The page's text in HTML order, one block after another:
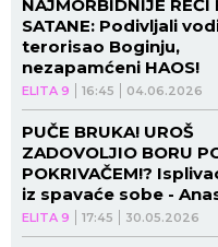
ELITA 9 16:45 04.06.2026
NAJMORBIDNIJE REČI
SATANE: Podivljali
terorisao Boginju,
nezapamćeni HAOS!
ELITA 9 17:45 30.05.2026
PUČE BRUKA! UROŠ
ZADOVOLJIO BORU
POKRIVAČEM!?
iz spavaće sobe -
napravila HAOS!